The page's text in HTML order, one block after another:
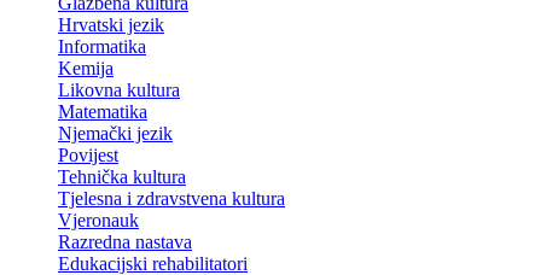
Hrvatski jezik
Informatika
Kemija
Likovna kultura
Matematika
Njemački jezik
Povijest
Tehnička kultura
Tjelesna i zdravstvena kultura
Vjeronauk
Razredna nastava
Edukacijski rehabilitatori